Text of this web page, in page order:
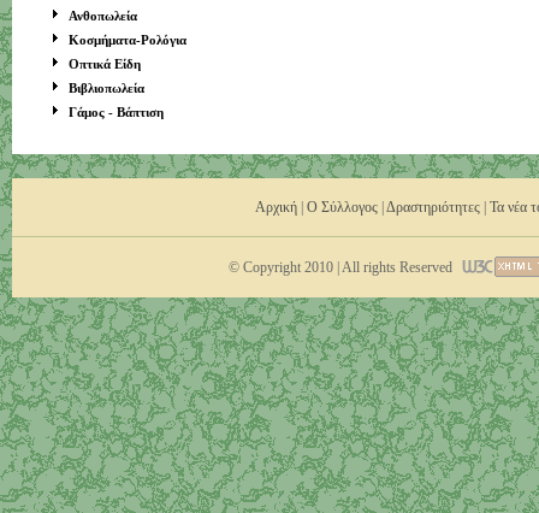
Ανθοπωλεία
Κοσμήματα-Ρολόγια
Οπτικά Είδη
Βιβλιοπωλεία
Γάμος - Βάπτιση
Αρχική| Ο Σύλλογος| Δραστηριότητες| Τα νέα
© Copyright 2010 | All rights Reserved